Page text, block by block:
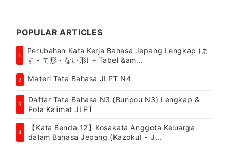
POPULAR ARTICLES
1
Perubahan Kata Kerja Bahasa Jepang Lengkap (ま
す・て形・ない形) + Tabel &am...
2 Materi Tata Bahasa JLPT N4
3
Daftar Tata Bahasa N3 (Bunpou N3) Lengkap &
Pola Kalimat JLPT
4
【Kata Benda 12】Kosakata Anggota Keluarga
dalam Bahasa Jepang (Kazoku) - J...